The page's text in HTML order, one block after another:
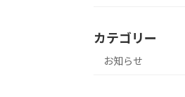
カテゴリー
お知らせ